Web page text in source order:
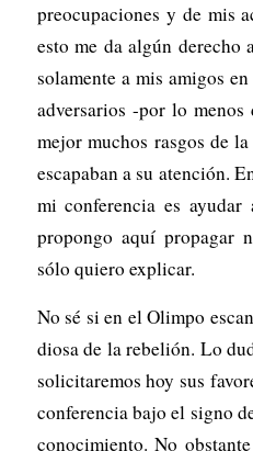
preocupaciones y de mis
esto me da algún derecho
solamente a mis amigos
adversarios -por lo
mejor muchos rasgos de
escapaban a su atención.
mi conferencia es
propongo aquí propagar
sólo quiero explicar.
No sé si en el Olimpo
diosa de la rebelión. Lo
solicitaremos hoy sus
conferencia bajo el signo
conocimiento. No